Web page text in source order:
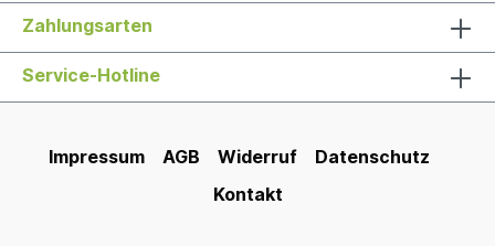
Zahlungsarten
Service-Hotline
Impressum AGB Widerruf
Datenschutz
Kontakt